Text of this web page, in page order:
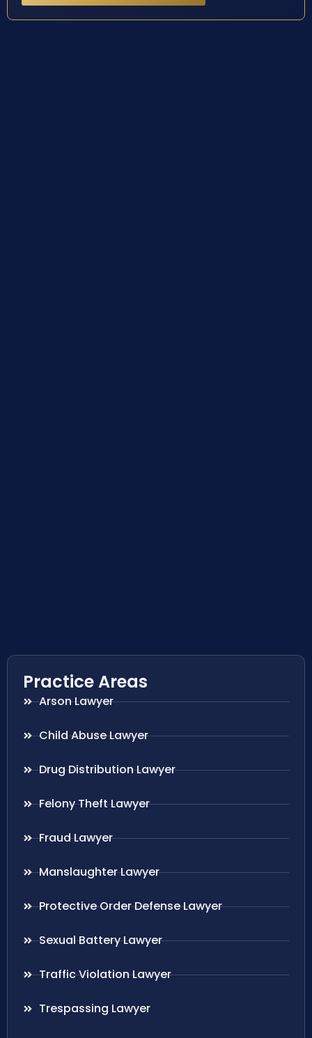
Practice Areas
Arson Lawyer
Child Abuse Lawyer
Drug Distribution Lawyer
Felony Theft Lawyer
Fraud Lawyer
Manslaughter Lawyer
Protective Order Defense Lawyer
Sexual Battery Lawyer
Traffic Violation Lawyer
Trespassing Lawyer